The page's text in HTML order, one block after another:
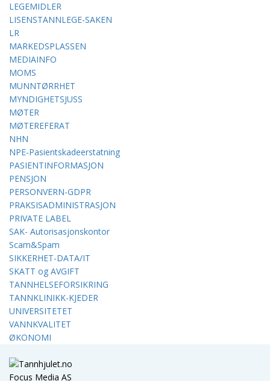
LEGEMIDLER
LISENSTANNLEGE-SAKEN
LR
MARKEDSPLASSEN
MEDIAINFO
MOMS
MUNNTØRRHET
MYNDIGHETSJUSS
MØTER
MØTEREFERAT
NHN
NPE-Pasientskadeerstatning
PASIENTINFORMASJON
PENSJON
PERSONVERN-GDPR
PRAKSISADMINISTRASJON
PRIVATE LABEL
SAK- Autorisasjonskontor
Scam&Spam
SIKKERHET-DATA/IT
SKATT og AVGIFT
TANNHELSEFORSIKRING
TANNKLINIKK-KJEDER
UNIVERSITETET
VANNKVALITET
ØKONOMI
Focus Media AS